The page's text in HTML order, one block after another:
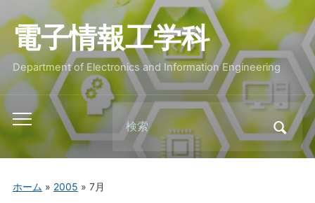
電子情報工学科
Department of Electronics and Information Engineering
Toggle
mobile
menu
Search
for:
ホーム » 2005 » 7月